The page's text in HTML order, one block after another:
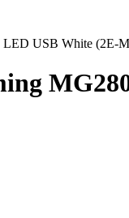
USB White (2E-